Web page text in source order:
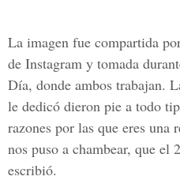
La imagen fue compartida
de Instagram y tomada
Día, donde ambos trabajan.
le dedicó dieron pie a todo
razones por las que eres una
nos puso a chambear, que el
escribió.